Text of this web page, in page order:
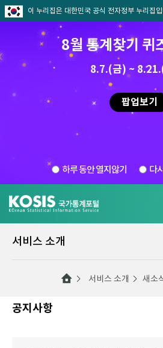
이 누리집은 대한민국 공식 전자정부 누리집
8월 통계찾기 퀴
8.7.(금) ~
팝업보기
하루 동안 열지않기 다
서비스 소개
서비스 소개 새소
공지사항